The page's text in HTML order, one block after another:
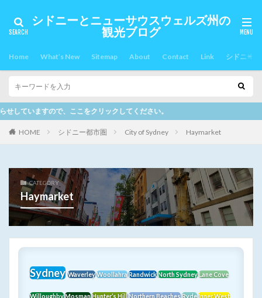
シドニーとニューサウスウェルズ州の
観光ブログ
Home What’s New Sitemap About Contact Link シドニー
ださい。
HOME シドニー都市圏 City of Sydney Haymarket
CATEGORY
Haymarket
Sydney WaverleyWoollahraRandwickNorth SydneyLane Cove
WilloughbyMosmanHunter’s HillNorthern BeachesRydeInner West